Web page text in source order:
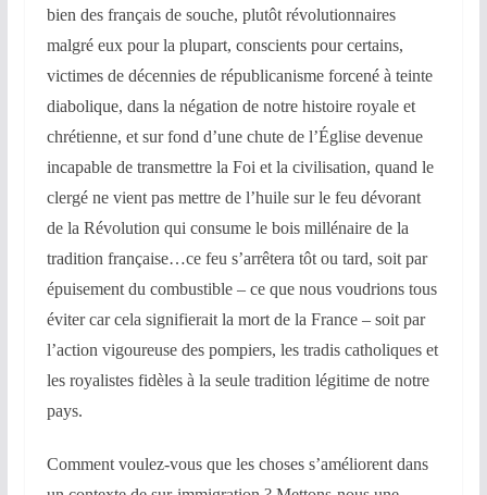
bien des français de souche, plutôt révolutionnaires
malgré eux pour la plupart, conscients pour certains,
victimes de décennies de républicanisme forcené à teinte
diabolique, dans la négation de notre histoire royale et
chrétienne, et sur fond d’une chute de l’Église devenue
incapable de transmettre la Foi et la civilisation, quand le
clergé ne vient pas mettre de l’huile sur le feu dévorant
de la Révolution qui consume le bois millénaire de la
tradition française…ce feu s’arrêtera tôt ou tard, soit par
épuisement du combustible – ce que nous voudrions tous
éviter car cela signifierait la mort de la France – soit par
l’action vigoureuse des pompiers, les tradis catholiques et
les royalistes fidèles à la seule tradition légitime de notre
pays.
Comment voulez-vous que les choses s’améliorent dans